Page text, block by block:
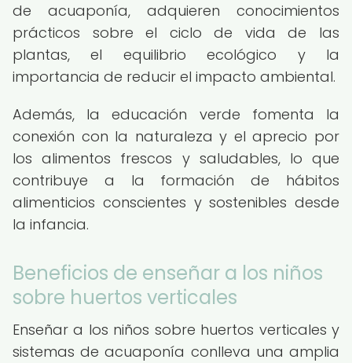
de acuaponía, adquieren conocimientos
prácticos sobre el ciclo de vida de las
plantas, el equilibrio ecológico y la
importancia de reducir el impacto ambiental.
Además, la educación verde fomenta la
conexión con la naturaleza y el aprecio por
los alimentos frescos y saludables, lo que
contribuye a la formación de hábitos
alimenticios conscientes y sostenibles desde
la infancia.
Beneficios de enseñar a los niños
sobre huertos verticales
Enseñar a los niños sobre huertos verticales y
sistemas de acuaponía conlleva una amplia